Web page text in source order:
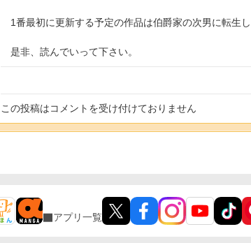
1番最初に更新する予定の作品は伯爵家の次男に転生
是非、読んでいって下さい。
この投稿はコメントを受け付けておりません
アプリ一覧